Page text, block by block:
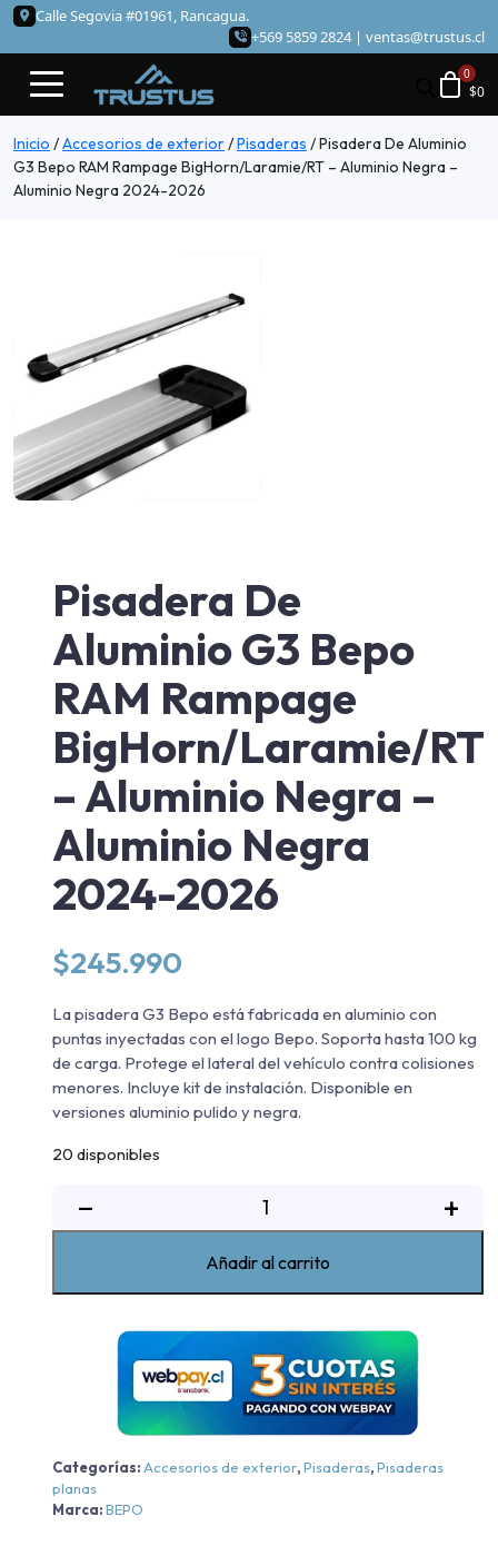
Calle Segovia #01961, Rancagua.
+569 5859 2824 | ventas@trustus.cl
$0
Inicio /Accesorios de exterior/Pisaderas /Pisadera De Aluminio
G3 Bepo RAM Rampage BigHorn/Laramie/RT – Aluminio Negra –
Aluminio Negra 2024-2026
Pisadera De
Aluminio G3 Bepo
RAM Rampage
BigHorn/Laramie/RT
– Aluminio Negra –
Aluminio Negra
2024-2026
$245.990
La pisadera G3 Bepo está fabricada en aluminio con
puntas inyectadas con el logo Bepo. Soporta hasta 100 kg
de carga. Protege el lateral del vehículo contra colisiones
menores. Incluye kit de instalación. Disponible en
versiones aluminio pulido y negra.
20 disponibles
−
De
RAM
Rampage
BigHorn/Laramie/RT
Aluminio
Negra
Aluminio
+
Añadir al carrito
Categorías: Accesorios de exterior,Pisaderas,Pisaderas
planas
Marca:BEPO